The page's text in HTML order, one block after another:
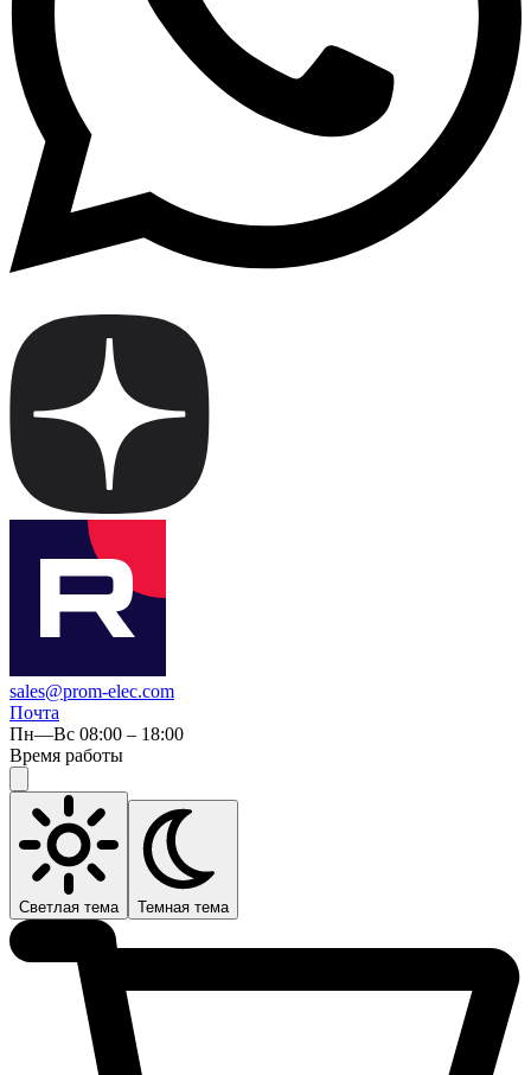
sales@prom-elec.com
Почта
Пн—Вс 08:00 – 18:00
Время работы
Светлая тема Темная тема